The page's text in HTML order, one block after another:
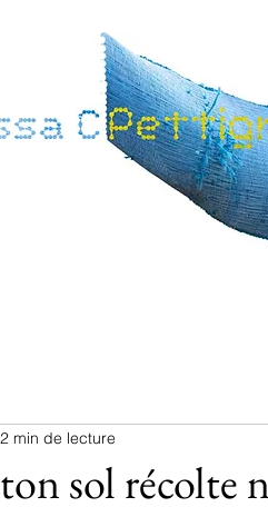
ton sol récolte
2 min de lecture